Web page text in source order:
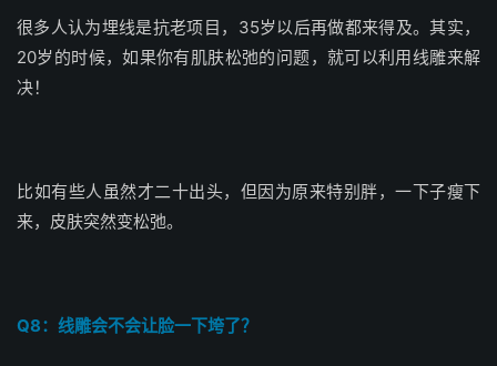
很多人认为埋线是抗老项目，35岁以后再做都来得及。其实，
20岁的时候，如果你有肌肤松弛的问题，就可以利用线雕来解
决！
比如有些人虽然才二十出头，但因为原来特别胖，一下子瘦下
来，皮肤突然变松弛。
Q8：线雕会不会让脸一下垮了？